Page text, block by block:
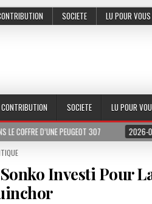
SOCIETE LU POUR VOUS
CONTRIBUTION SOCIETE LU POUR
PEUGEOT 307 2026-07-01 LE PR
Investi Pour